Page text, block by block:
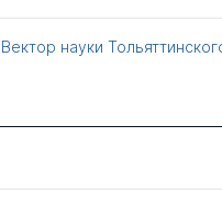
Вектор науки